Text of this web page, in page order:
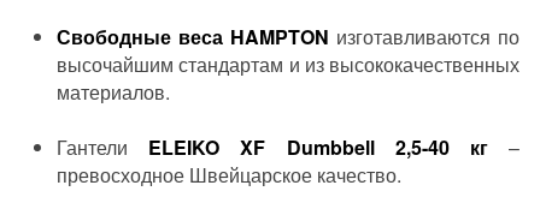
Свободные веса HAMPTON изготавливаются по
высочайшим стандартам и из высококачественных
материалов.
Гантели ELEIKO XF Dumbbell 2,5-40 кг–
превосходное Швейцарское качество.